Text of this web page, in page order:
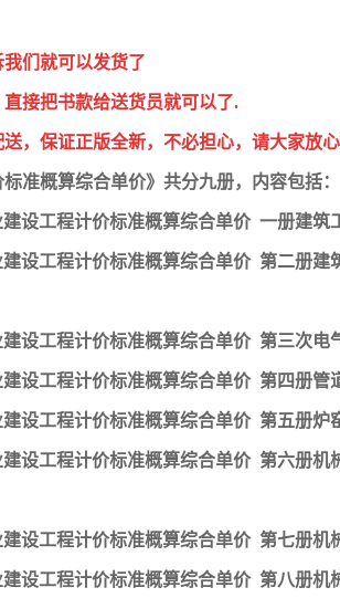
们就可以发货了
接把书款给送货员就可以了.
，保证正版全新，不必担心，请大家放
准概算综合单价》共分九册，内容包括：
设工程计价标准概算综合单价 一册建筑
设工程计价标准概算综合单价 第二册
设工程计价标准概算综合单价 第三次电
设工程计价标准概算综合单价 第四册管
设工程计价标准概算综合单价 第五册炉
设工程计价标准概算综合单价 第六册
设工程计价标准概算综合单价 第七册机
设工程计价标准概算综合单价 第八册机